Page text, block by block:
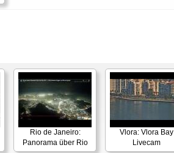
Rio de Janeiro:
Panorama über Rio
Vlora: Vlora Bay
Livecam